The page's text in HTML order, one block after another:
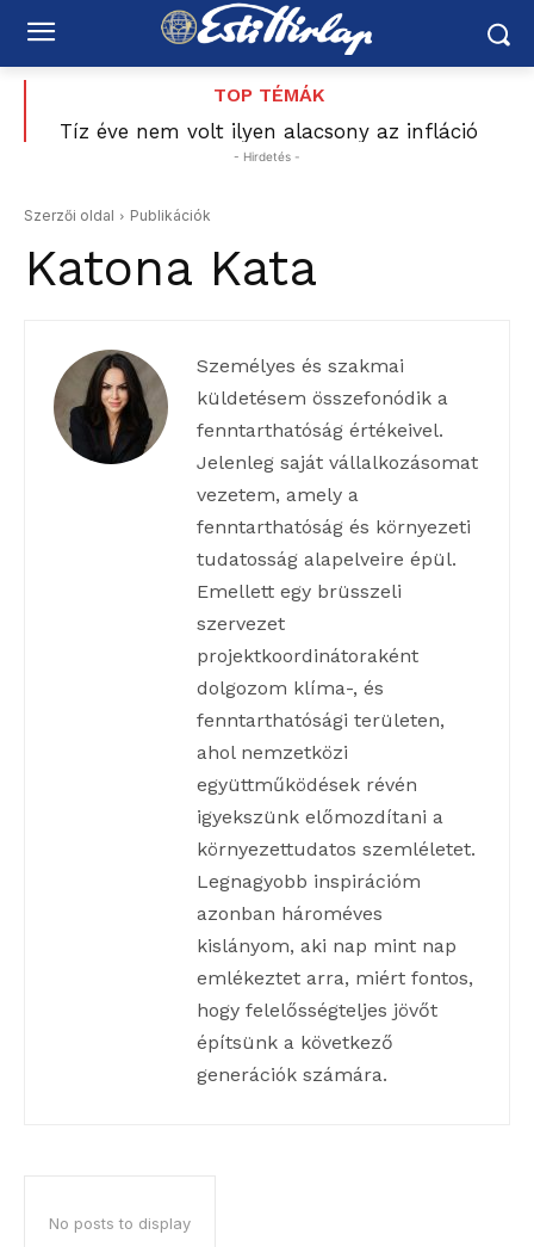
TOP TÉMÁK
Tíz éve nem volt ilyen alacsony az infláció
Magyarországon – az élelmiszerek ára már
Országos hétvégi programajánló augusztus 8–9-
re: vízipisztolycsata, foci, Balaton, borhetek,
- Hirdetés -
Szerzői oldal Publikációk
Katona Kata
Személyes és szakmai
küldetésem összefonódik a
fenntarthatóság értékeivel.
Jelenleg saját vállalkozásomat
vezetem, amely a
fenntarthatóság és környezeti
tudatosság alapelveire épül.
Emellett egy brüsszeli
szervezet
projektkoordinátoraként
dolgozom klíma-, és
fenntarthatósági területen,
ahol nemzetközi
együttműködések révén
igyekszünk előmozdítani a
környezettudatos szemléletet.
Legnagyobb inspirációm
azonban hároméves
kislányom, aki nap mint nap
emlékeztet arra, miért fontos,
hogy felelősségteljes jövőt
építsünk a következő
generációk számára.
No posts to display